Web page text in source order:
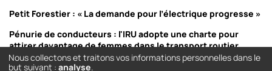
Petit Forestier : « La demande pour l’électrique progresse »
Pénurie de conducteurs : l'IRU adopte une charte pour
attirer davantage de femmes dans le transport routier
Nous collectons et traitons vos informations personnelles dans le
but suivant : analyse.